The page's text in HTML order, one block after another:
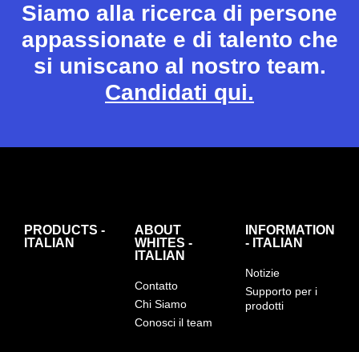
Siamo alla ricerca di persone
appassionate e di talento che
si uniscano al nostro team.
Candidati qui.
PRODUCTS -
ITALIAN
ABOUT
WHITES -
ITALIAN
Contatto
Chi Siamo
Conosci il team
INFORMATION
- ITALIAN
Notizie
Supporto per i
prodotti